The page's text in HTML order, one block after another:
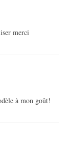
merci
à mon goût!